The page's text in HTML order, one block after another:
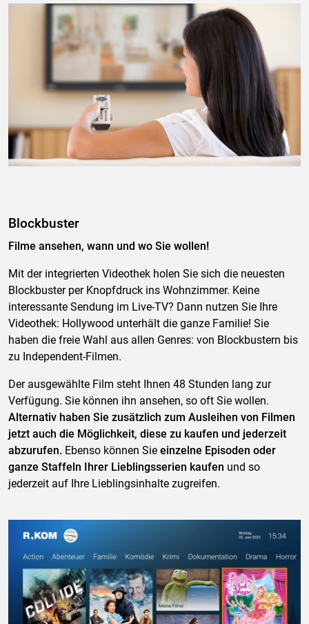
Blockbuster
Filme ansehen, wann und wo Sie wollen!
Mit der integrierten Videothek holen Sie sich die neuesten
Blockbuster per Knopfdruck ins Wohnzimmer. Keine
interessante Sendung im Live-TV? Dann nutzen Sie Ihre
Videothek: Hollywood unterhält die ganze Familie! Sie
haben die freie Wahl aus allen Genres: von Blockbustern bis
zu Independent-Filmen.
Der ausgewählte Film steht Ihnen 48 Stunden lang zur
Verfügung. Sie können ihn ansehen, so oft Sie wollen.
Alternativ haben Sie zusätzlich zum Ausleihen von Filmen
jetzt auch die Möglichkeit, diese zu kaufen und jederzeit
abzurufen. Ebenso können Sie einzelne Episoden oder
ganze Staffeln Ihrer Lieblingsserien kaufen und so
jederzeit auf Ihre Lieblingsinhalte zugreifen.